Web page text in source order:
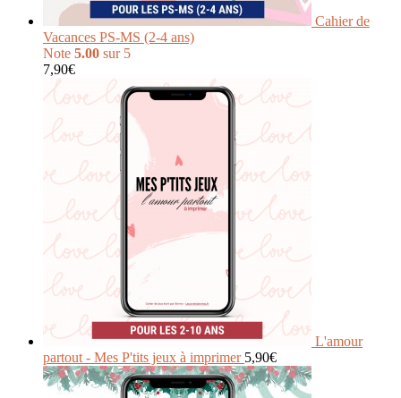
Cahier de
Vacances PS-MS (2-4 ans)
Note 5.00 sur 5
7,90€
L'amour
partout - Mes P'tits jeux à imprimer 5,90€